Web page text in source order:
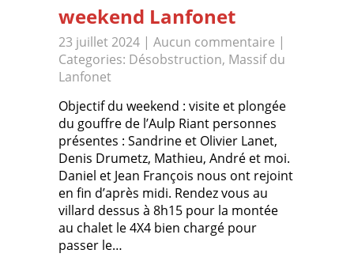
weekend Lanfonet
23 juillet 2024 | Aucun commentaire |
Categories: Désobstruction, Massif du
Lanfonet
Objectif du weekend : visite et plongée
du gouffre de l’Aulp Riant personnes
présentes : Sandrine et Olivier Lanet,
Denis Drumetz, Mathieu, André et moi.
Daniel et Jean François nous ont rejoint
en fin d’après midi. Rendez vous au
villard dessus à 8h15 pour la montée
au chalet le 4X4 bien chargé pour
passer le…